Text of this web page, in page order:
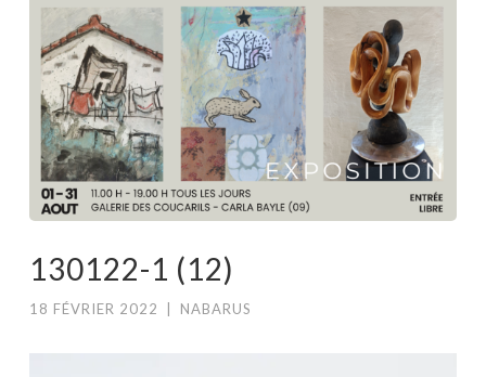
130122-1 (12)
18 FÉVRIER 2022 NABARUS